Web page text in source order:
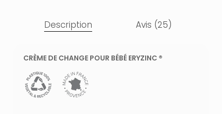
Description Avis (25)
CRÈME DE CHANGE POUR BÉBÉ ERYZINC ®